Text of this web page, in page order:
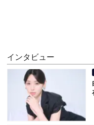
インタビュー